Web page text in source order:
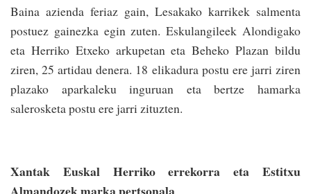
Baina azienda feriaz gain, Lesakako karrikek salmenta
postuez gainezka egin zuten. Eskulangileek Alondigako
eta Herriko Etxeko arkupetan eta Beheko Plazan bildu
ziren, 25 artidau denera. 18 elikadura postu ere jarri ziren
plazako aparkaleku inguruan eta bertze hamarka
salerosketa postu ere jarri zituzten.
Xantak Euskal Herriko errekorra eta Estitxu